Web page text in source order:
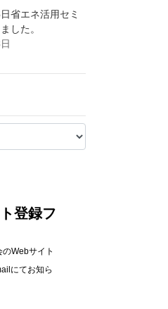
省エネ活用セミ
した。
登録フ
Webサイト
にてお知ら